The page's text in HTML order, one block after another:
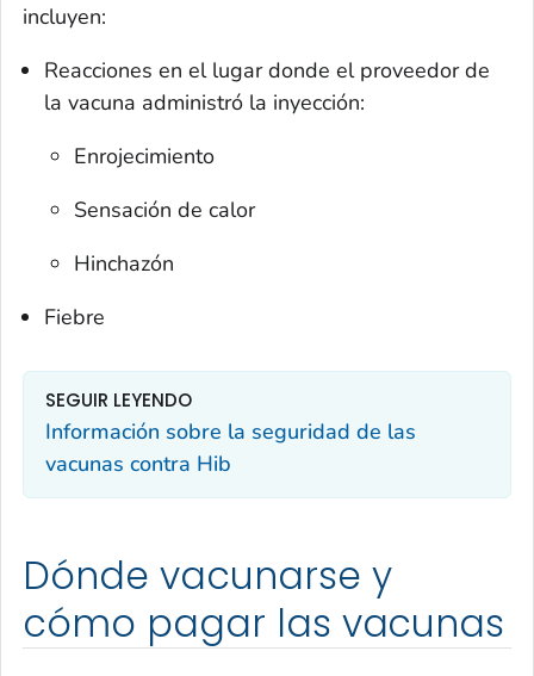
incluyen:
Reacciones en el lugar donde el proveedor de
la vacuna administró la inyección:
Enrojecimiento
Sensación de calor
Hinchazón
Fiebre
SEGUIR LEYENDO
Información sobre la seguridad de las
vacunas contra Hib
Dónde vacunarse y
cómo pagar las vacunas